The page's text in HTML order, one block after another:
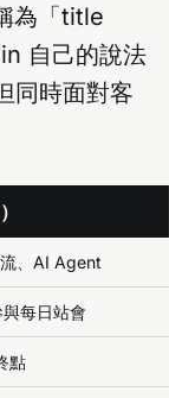
為「title
自己的說法
同時面對客
、AI Agent
每日站會
點